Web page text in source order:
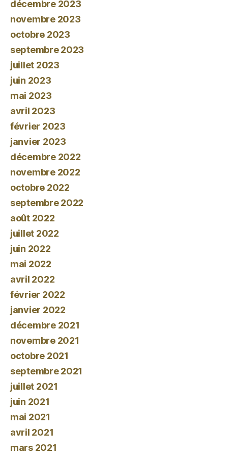
décembre 2023
novembre 2023
octobre 2023
septembre 2023
juillet 2023
juin 2023
mai 2023
avril 2023
février 2023
janvier 2023
décembre 2022
novembre 2022
octobre 2022
septembre 2022
août 2022
juillet 2022
juin 2022
mai 2022
avril 2022
février 2022
janvier 2022
décembre 2021
novembre 2021
octobre 2021
septembre 2021
juillet 2021
juin 2021
mai 2021
avril 2021
mars 2021